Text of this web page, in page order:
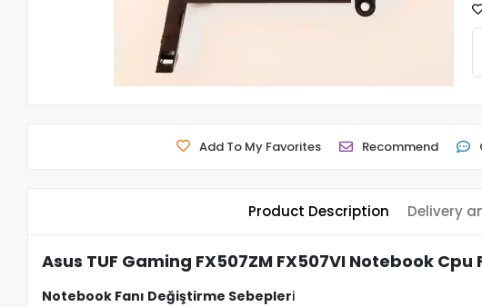
Add To My Favorites Recommend
Product Description Delivery
Asus TUF Gaming FX507ZM FX507VI Notebook Cpu
Notebook Fanı Değiştirme Sebepleri